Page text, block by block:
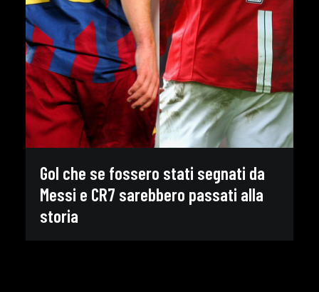
Gol che se fossero stati segnati da
Messi e CR7 sarebbero passati alla
storia